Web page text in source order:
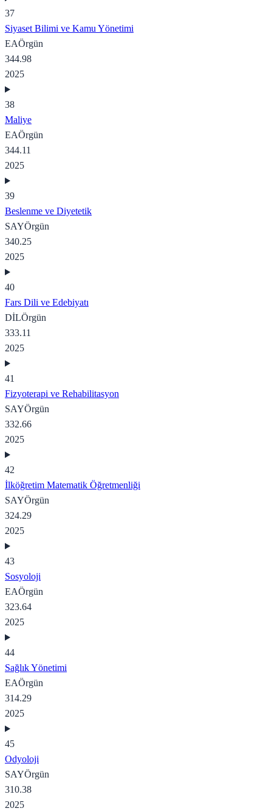
37
Siyaset Bilimi ve Kamu Yönetimi
EAÖrgün
344.98
2025
38
Maliye
EAÖrgün
344.11
2025
39
Beslenme ve Diyetetik
SAYÖrgün
340.25
2025
40
Fars Dili ve Edebiyatı
DİLÖrgün
333.11
2025
41
Fizyoterapi ve Rehabilitasyon
SAYÖrgün
332.66
2025
42
İlköğretim Matematik Öğretmenliği
SAYÖrgün
324.29
2025
43
Sosyoloji
EAÖrgün
323.64
2025
44
Sağlık Yönetimi
EAÖrgün
314.29
2025
45
Odyoloji
SAYÖrgün
310.38
2025